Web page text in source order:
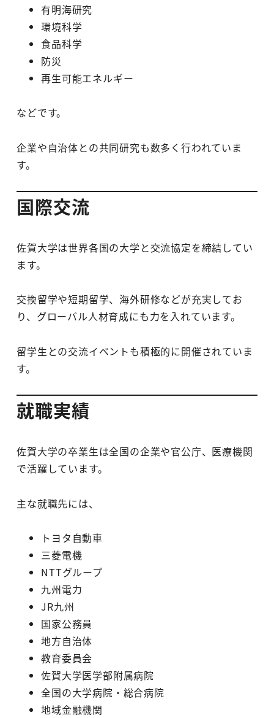
有明海研究
環境科学
食品科学
防災
再生可能エネルギー
などです。
企業や自治体との共同研究も数多く行われていま
す。
国際交流
佐賀大学は世界各国の大学と交流協定を締結してい
ます。
交換留学や短期留学、海外研修などが充実してお
り、グローバル人材育成にも力を入れています。
留学生との交流イベントも積極的に開催されていま
す。
就職実績
佐賀大学の卒業生は全国の企業や官公庁、医療機関
で活躍しています。
主な就職先には、
トヨタ自動車
三菱電機
NTTグループ
九州電力
JR九州
国家公務員
地方自治体
教育委員会
佐賀大学医学部附属病院
全国の大学病院・総合病院
地域金融機関